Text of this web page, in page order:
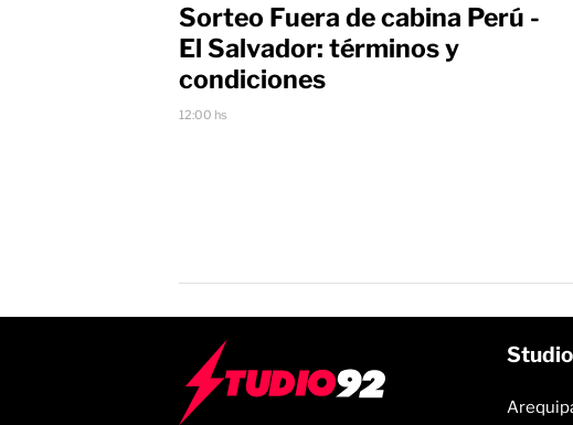
Sorteo Fuera de cabina Perú -
El Salvador: términos y
condiciones
12:00 hs